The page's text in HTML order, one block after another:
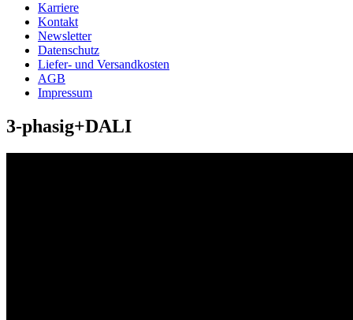
Karriere
Kontakt
Newsletter
Datenschutz
Liefer- und Versandkosten
AGB
Impressum
3-phasig+DALI